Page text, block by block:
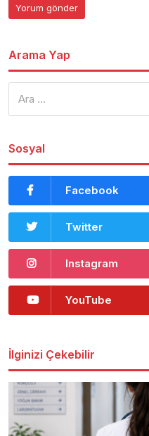
Arama Yap
Sosyal
Facebook
Twitter
Instagram
YouTube
İlginizi Çekebilir